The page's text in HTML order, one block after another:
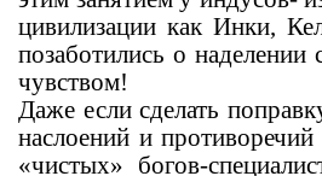
цивилизации как Инки,
позаботились о наделении
чувством!
Даже если сделать
наслоений и
«чистых» богов-